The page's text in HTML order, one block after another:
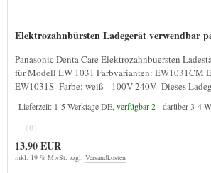
Panasonic Denta Care Elektrozahnbuersten
für Modell EW 1031 Farbvarianten: EW1031CM
EW1031S Farbe: weiß 100V-240V Dieses
Lieferzeit: 1-5 Werktage DE, verfügbar 2- darüber 3-4
(0)
13,90 EUR
inkl. 19 % MwSt. zzgl. Versandkosten